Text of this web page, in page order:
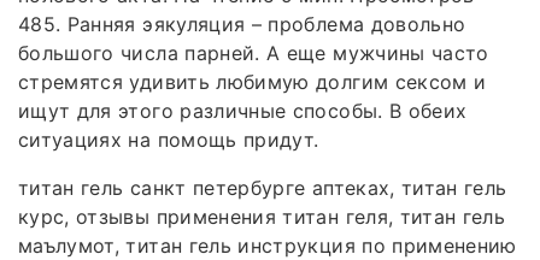
485. Ранняя эякуляция – проблема довольно
большого числа парней. А еще мужчины часто
стремятся удивить любимую долгим сексом и
ищут для этого различные способы. В обеих
ситуациях на помощь придут.
титан гель санкт петербурге аптеках, титан гель
курс, отзывы применения титан геля, титан гель
маълумот, титан гель инструкция по применению